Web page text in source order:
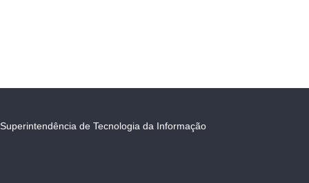
Superintendência de Tecnologia da Informação